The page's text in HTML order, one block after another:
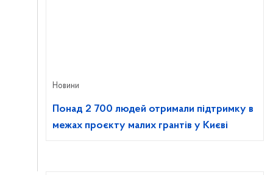
Новини
Понад 2 700 людей отримали підтримку в
межах проєкту малих грантів у Києві